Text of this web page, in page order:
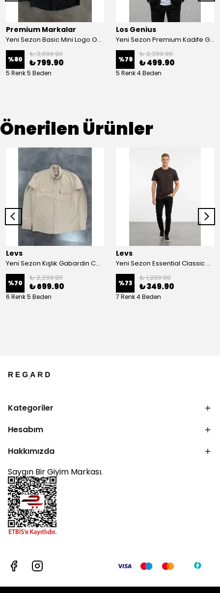
Premium Markalar
Yeni Sezon Basic Mini Logo Oxford Classic Gömlek
%80
₺ 3,999.90
₺ 799.90
5 Renk 5 Beden
Los Genius
Yeni Sezon Premium Kadife Gömlek
%79
₺ 2,399.90
₺ 499.90
5 Renk 4 Beden
Önerilen Ürünler
Levs
Yeni Sezon Kışlık Gabardin Cepli Gömlek
%70
₺ 2,299.90
₺ 699.90
6 Renk 5 Beden
Levs
Yeni Sezon Essential Classic Mini Logo Basic T-shirt
%73
₺ 1,299.90
₺ 349.90
7 Renk 4 Beden
Kategoriler
Hesabım
Hakkımızda
Saygın Bir Giyim Markası.